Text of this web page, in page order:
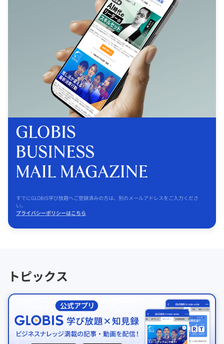
すでにGLOBIS学び放題へご登録済みの方は、別のメールアドレスをご入力くださ
い。
プライバシーポリシーはこちら
トピックス